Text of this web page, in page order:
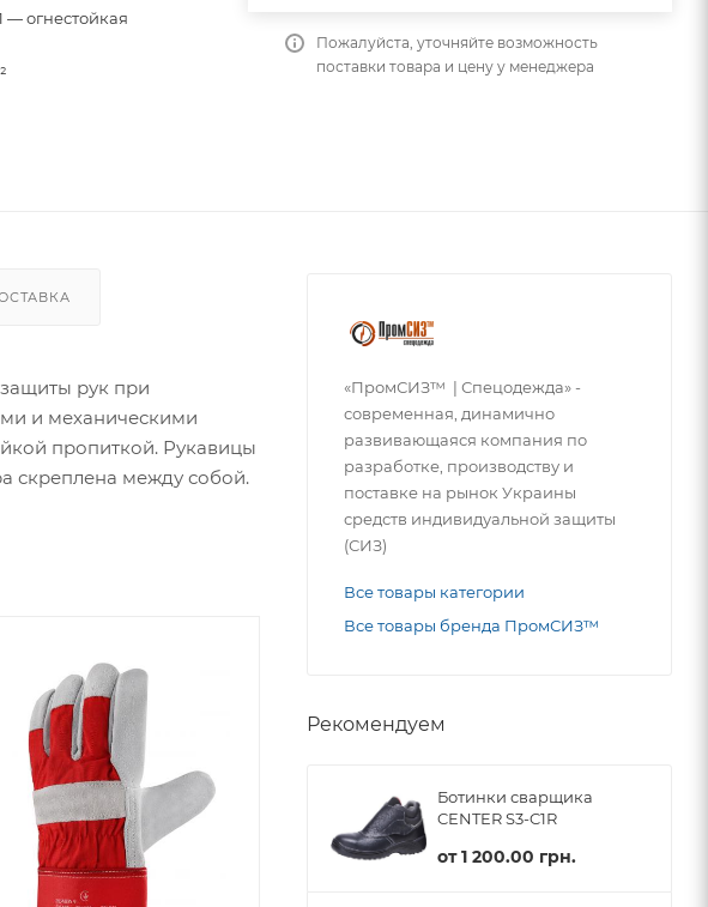
огнестойкая
Пожалуйста, уточняйте возможность
поставки товара и цену у менеджера
рук при
и механическими
пропиткой. Рукавицы
скреплена между собой.
«ПромСИЗ™ | Спецодежда» -
современная, динамично
развивающаяся компания по
разработке, производству и
поставке на рынок Украины
средств индивидуальной защиты
(СИЗ)
Все товары категории
Все товары бренда ПромСИЗ™
Рекомендуем
Ботинки сварщика
CENTER S3-C1R
от1 200.00 грн.